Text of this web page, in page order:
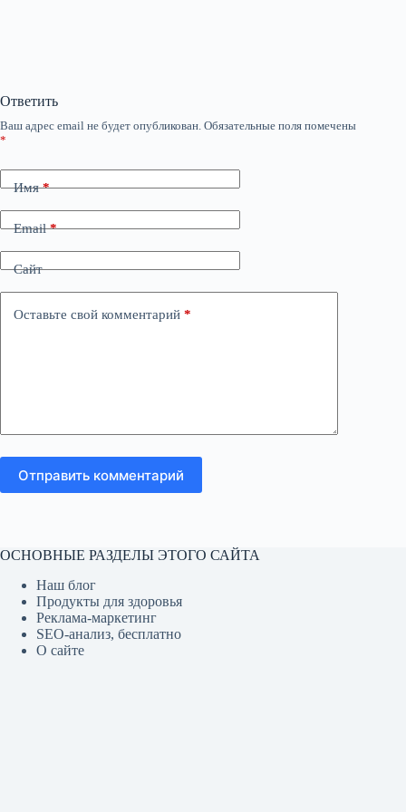
Ответить
Ваш адрес email не будет опубликован. Обязательные поля помечены
*
Имя*
Email*
Сайт
Оставьте свой комментарий *
Отправить комментарий
ОСНОВНЫЕ РАЗДЕЛЫ ЭТОГО САЙТА
Наш блог
Продукты для здоровья
Реклама-маркетинг
SEO-анализ, бесплатно
О сайте